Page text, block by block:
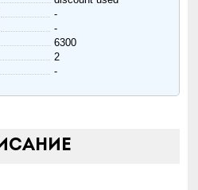
-
-
6300
2
-